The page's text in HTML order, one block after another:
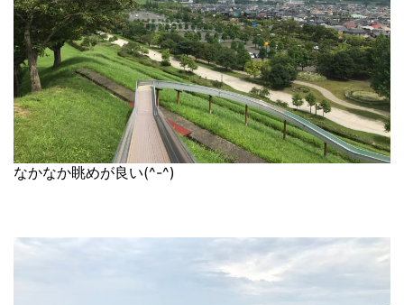
なかなか眺めが良い(^-^)